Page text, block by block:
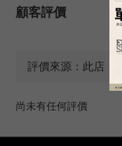
顧客評價
尚未有任何評價